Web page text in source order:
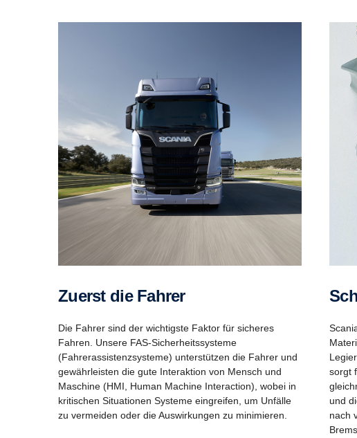
Zuerst die Fahrer
Die Fahrer sind der wichtigste Faktor für sicheres
Fahren. Unsere FAS-Sicherheitssysteme
(Fahrerassistenzsysteme) unterstützen die Fahrer und
gewährleisten die gute Interaktion von Mensch und
Maschine (HMI, Human Machine Interaction), wobei in
kritischen Situationen Systeme eingreifen, um Unfälle
zu vermeiden oder die Auswirkungen zu minimieren.
sorgt
und
nach